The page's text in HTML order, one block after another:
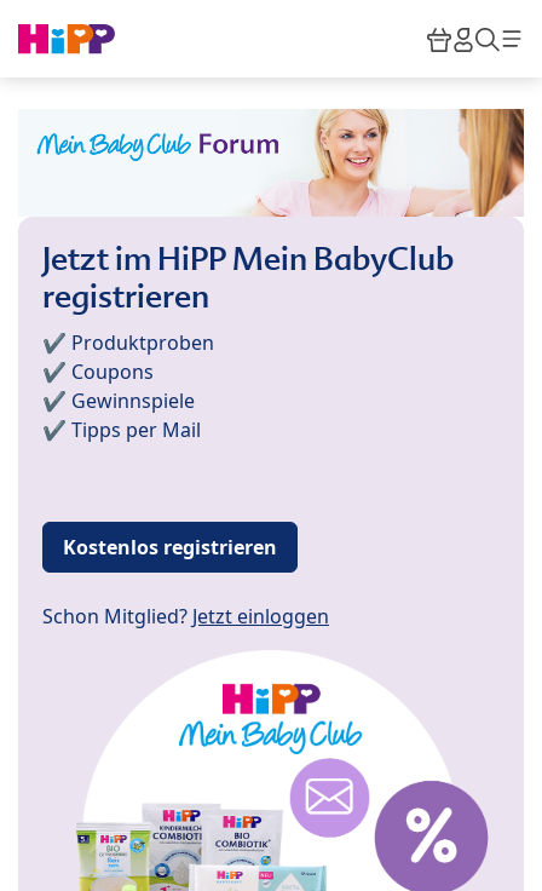
HiPP
Jetzt im HiPP Mein BabyClub
registrieren
✔️ Produktproben
✔️ Coupons
✔️ Gewinnspiele
✔️ Tipps per Mail
Kostenlos registrieren
Schon Mitglied? Jetzt einloggen